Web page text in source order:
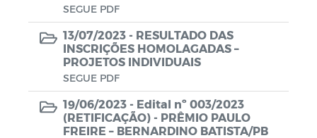
SEGUE PDF
13/07/2023 - RESULTADO DAS
INSCRIÇÕES HOMOLAGADAS –
PROJETOS INDIVIDUAIS
SEGUE PDF
19/06/2023 - Edital nº 003/2023
(RETIFICAÇÃO) - PRÊMIO PAULO
FREIRE – BERNARDINO BATISTA/PB